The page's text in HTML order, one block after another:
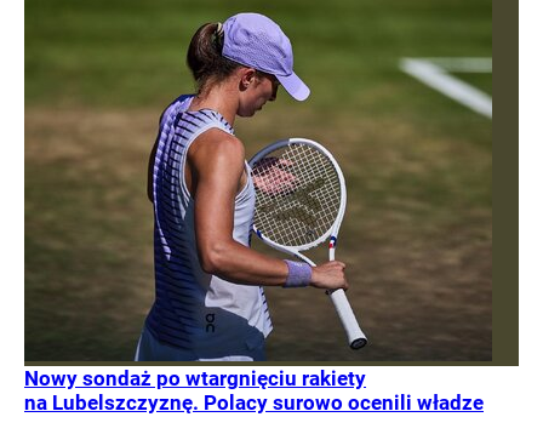
Nowy sondaż po wtargnięciu rakiety
na Lubelszczyznę. Polacy surowo ocenili władze